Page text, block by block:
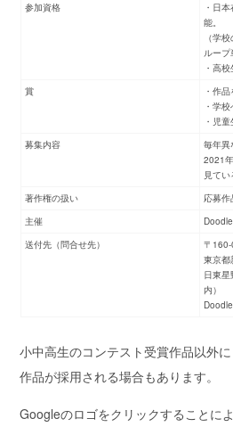
参加資格
・日
能。
（学
ループ
・高
賞
・作
・学
・児
募集内容
毎年異
2021
見てい
著作権の扱い
応募作
主催
送付先（問合せ先）
〒
東京都
日東
内）
小中高生のコンテスト受賞作品以外
作品が採用される場合もあります。
Googleのロゴをクリックすることによ